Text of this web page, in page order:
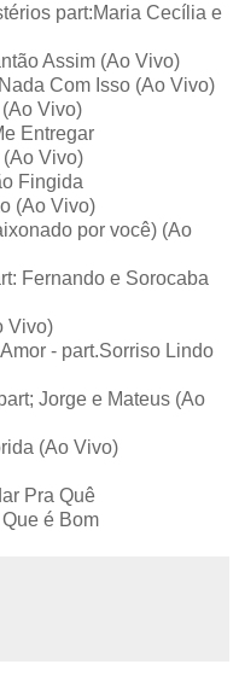
part:Maria Cecília e
Assim (Ao Vivo)
Com Isso (Ao Vivo)
Vivo)
Entregar
Vivo)
Fingida
(Ao Vivo)
por você) (Ao
Fernando e Sorocaba
Vivo)
- part.Sorriso Lindo
Jorge e Mateus (Ao
(Ao Vivo)
Pra Quê
é Bom